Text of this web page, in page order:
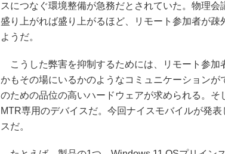
スにつなぐ環境整備が急務だとされていた。物理
盛り上がれば盛り上がるほど、リモート参加者が疎
ようだ。
こうした弊害を抑制するためには、リモート参加
かもその場にいるかのようなコミュニケーションが
のための品位の高いハードウェアが求められる。そ
MTR専用のデバイスだ。今回ナイスモバイルが発
スだ。